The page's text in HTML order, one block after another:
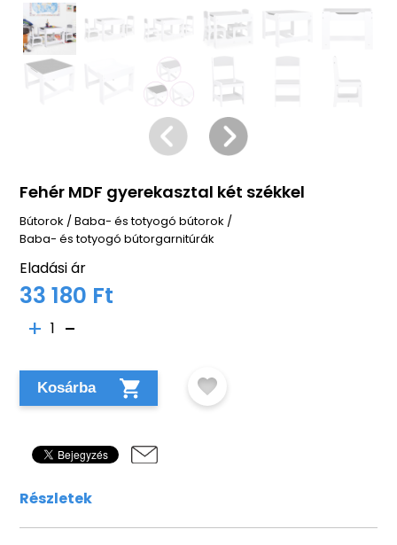
Fehér MDF gyerekasztal két székkel
Bútorok /Baba- és totyogó bútorok /
Baba- és totyogó bútorgarnitúrák
Eladási ár
33 180 Ft
1
Kosárba
Részletek